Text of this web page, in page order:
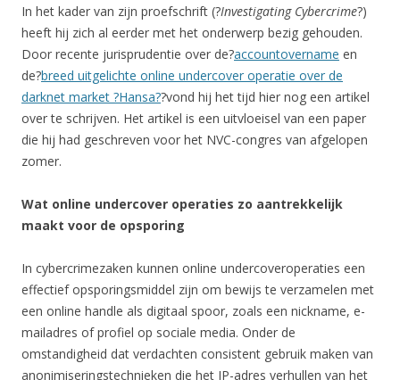
In het kader van zijn proefschrift (?Investigating Cybercrime?)
heeft hij zich al eerder met het onderwerp bezig gehouden.
Door recente jurisprudentie over de?accountovername en
de?breed uitgelichte online undercover operatie over de
darknet market ?Hansa??vond hij het tijd hier nog een artikel
over te schrijven. Het artikel is een uitvloeisel van een paper
die hij had geschreven voor het NVC-congres van afgelopen
zomer.
Wat online undercover operaties zo aantrekkelijk
maakt voor de opsporing
In cybercrimezaken kunnen online undercoveroperaties een
effectief opsporingsmiddel zijn om bewijs te verzamelen met
een online handle als digitaal spoor, zoals een nickname, e-
mailadres of profiel op sociale media. Onder de
omstandigheid dat verdachten consistent gebruik maken van
anonimiseringstechnieken die het IP-adres verhullen van het